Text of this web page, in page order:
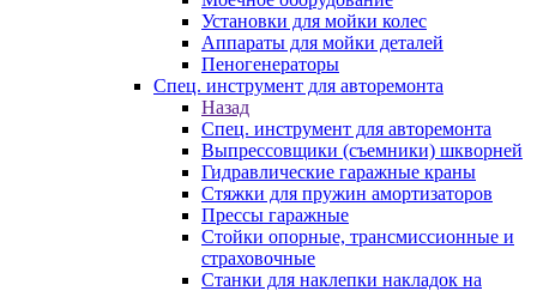
Установки для мойки колес
Аппараты для мойки деталей
Пеногенераторы
Спец. инструмент для авторемонта
Назад
Спец. инструмент для авторемонта
Выпрессовщики (съемники) шкворней
Гидравлические гаражные краны
Стяжки для пружин амортизаторов
Прессы гаражные
Стойки опорные, трансмиссионные и
страховочные
Станки для наклепки накладок на